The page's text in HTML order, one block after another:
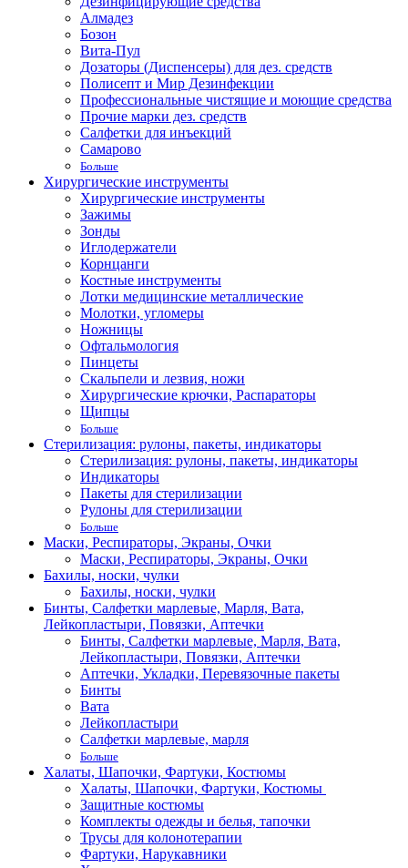
Алмадез
Бозон
Вита-Пул
Дозаторы (Диспенсеры) для дез. средств
Полисепт и Мир Дезинфекции
Профессиональные чистящие и моющие средства
Прочие марки дез. средств
Салфетки для инъекций
Самарово
Больше
Хирургические инструменты
Хирургические инструменты
Зажимы
Зонды
Иглодержатели
Корнцанги
Костные инструменты
Лотки медицинские металлические
Молотки, угломеры
Ножницы
Офтальмология
Пинцеты
Скальпели и лезвия, ножи
Хирургические крючки, Распараторы
Щипцы
Больше
Стерилизация: рулоны, пакеты, индикаторы
Стерилизация: рулоны, пакеты, индикаторы
Индикаторы
Пакеты для стерилизации
Рулоны для стерилизации
Больше
Маски, Респираторы, Экраны, Очки
Маски, Респираторы, Экраны, Очки
Бахилы, носки, чулки
Бахилы, носки, чулки
Бинты, Салфетки марлевые, Марля, Вата,
Лейкопластыри, Повязки, Аптечки
Бинты, Салфетки марлевые, Марля, Вата,
Лейкопластыри, Повязки, Аптечки
Аптечки, Укладки, Перевязочные пакеты
Бинты
Вата
Лейкопластыри
Салфетки марлевые, марля
Больше
Халаты, Шапочки, Фартуки, Костюмы
Халаты, Шапочки, Фартуки, Костюмы
Защитные костюмы
Комплекты одежды и белья, тапочки
Трусы для колонотерапии
Фартуки, Нарукавники